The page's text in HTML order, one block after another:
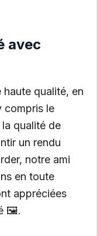
avec
qualité, en
compris le
qualité de
un rendu
notre ami
en toute
appréciées
🖼️.